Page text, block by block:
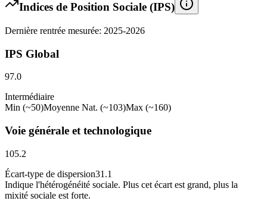
Indices de Position Sociale (IPS)
Dernière rentrée mesurée: 2025-2026
IPS Global
97.0
Intermédiaire
Min (~50)Moyenne Nat. (~103)Max (~160)
Voie générale et technologique
105.2
Écart-type de dispersion31.1
Indique l'hétérogénéité sociale. Plus cet écart est grand, plus la
mixité sociale est forte.